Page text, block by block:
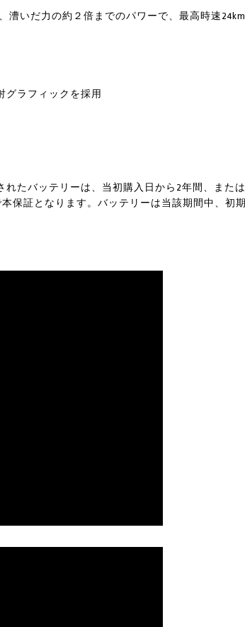
漕いだ力の約２倍までのパワーで、最高時速24km
グラフィックを採用
たバッテリーは、当初購入日から2年間、または
保証となります。バッテリーは当該期間中、初期